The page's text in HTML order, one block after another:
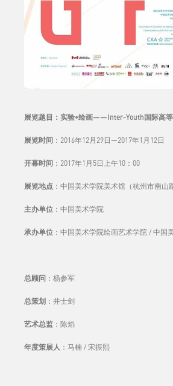
展览题目：实验•绘画——Inter-Youth国际高
展览时间 ：2016年12月29日—2017年1月12日
开幕时间 ：2017年1月5日上午10：00
展览地点 ：中国美术学院美术馆（杭州市南山
主办单位 ：中国美术学院
承办单位 ：中国美术学院绘画艺术学院 / 中国
总顾问 ：杨参军
总策划 ：井士剑
艺术总监 ：陈焰
年度策展人 ：马楠 / 宋振熙